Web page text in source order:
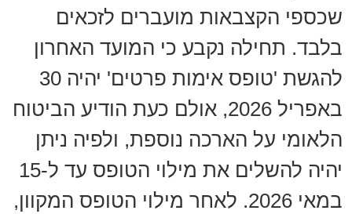
שכספי הקצבאות מועברים לזכאים
בלבד. תחילה נקבע כי המועד האחרון
להגשת 'טופס אימות פרטים' יהיה 30
באפריל 2026, אולם כעת הודיע הביטוח
הלאומי על הארכה נוספת, ולפיה ניתן
יהיה להשלים את מילוי הטופס עד ל-15
במאי 2026. לאחר מילוי הטופס המקוון,